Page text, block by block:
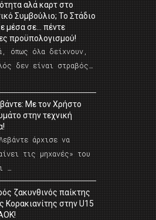
αλά καρτ στο
Συμβούλιο; Το Στάδιο
μέσα σε… πέντε
προϋπολογισμού!
όπως όλα δείχνουν,
δεν είναι στραβός…
Με τον Χρήστο
στην τεχνική
άρχισε να
τις μηχανές» του
…
ζακυνθινός παίκτης
Κορακιανίτης στην U15